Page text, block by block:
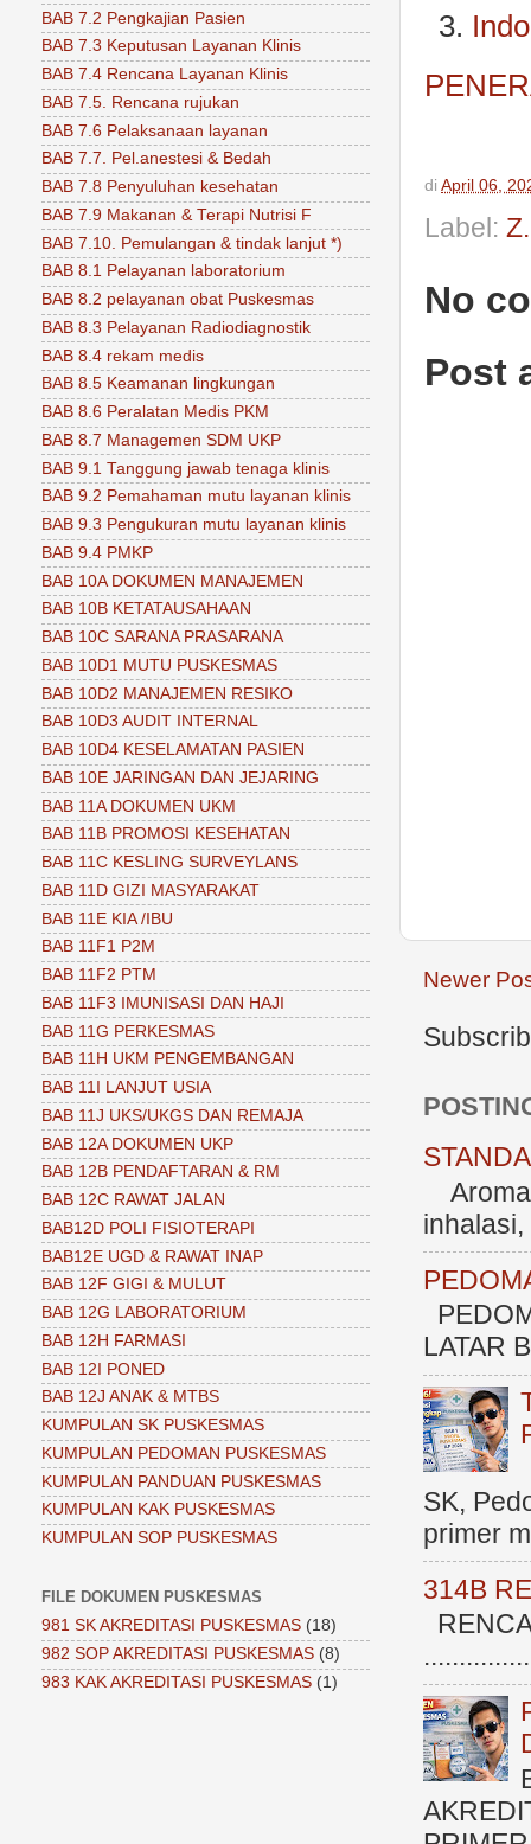
di April 06,
Label:
No
Post
Newer
LATAR
SK,
primer
314B
BAB 7.2 Pengkajian Pasien
BAB 7.3 Keputusan Layanan Klinis
BAB 7.4 Rencana Layanan Klinis
BAB 7.5. Rencana rujukan
BAB 7.6 Pelaksanaan layanan
BAB 7.7. Pel.anestesi & Bedah
BAB 7.8 Penyuluhan kesehatan
BAB 7.9 Makanan & Terapi Nutrisi F
BAB 7.10. Pemulangan & tindak lanjut *)
BAB 8.1 Pelayanan laboratorium
BAB 8.2 pelayanan obat Puskesmas
BAB 8.3 Pelayanan Radiodiagnostik
BAB 8.4 rekam medis
BAB 8.5 Keamanan lingkungan
BAB 8.6 Peralatan Medis PKM
BAB 8.7 Managemen SDM UKP
BAB 9.1 Tanggung jawab tenaga klinis
BAB 9.2 Pemahaman mutu layanan klinis
BAB 9.3 Pengukuran mutu layanan klinis
BAB 9.4 PMKP
BAB 10A DOKUMEN MANAJEMEN
BAB 10B KETATAUSAHAAN
BAB 10C SARANA PRASARANA
BAB 10D1 MUTU PUSKESMAS
BAB 10D2 MANAJEMEN RESIKO
BAB 10D3 AUDIT INTERNAL
BAB 10D4 KESELAMATAN PASIEN
BAB 10E JARINGAN DAN JEJARING
BAB 11A DOKUMEN UKM
BAB 11B PROMOSI KESEHATAN
BAB 11C KESLING SURVEYLANS
BAB 11D GIZI MASYARAKAT
BAB 11E KIA /IBU
BAB 11F1 P2M
BAB 11F2 PTM
BAB 11F3 IMUNISASI DAN HAJI
BAB 11G PERKESMAS
BAB 11H UKM PENGEMBANGAN
BAB 11I LANJUT USIA
BAB 11J UKS/UKGS DAN REMAJA
BAB 12A DOKUMEN UKP
BAB 12B PENDAFTARAN & RM
BAB 12C RAWAT JALAN
BAB12D POLI FISIOTERAPI
BAB12E UGD & RAWAT INAP
BAB 12F GIGI & MULUT
BAB 12G LABORATORIUM
BAB 12H FARMASI
BAB 12I PONED
BAB 12J ANAK & MTBS
KUMPULAN SK PUSKESMAS
KUMPULAN PEDOMAN PUSKESMAS
KUMPULAN PANDUAN PUSKESMAS
KUMPULAN KAK PUSKESMAS
KUMPULAN SOP PUSKESMAS
FILE DOKUMEN PUSKESMAS
981 SK AKREDITASI PUSKESMAS (18)
982 SOP AKREDITASI PUSKESMAS (8)
983 KAK AKREDITASI PUSKESMAS (1)